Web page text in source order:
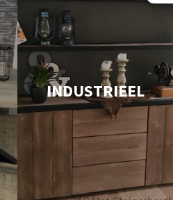
INDUSTRIEEL